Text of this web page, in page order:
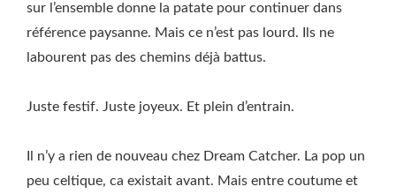
sur l’ensemble donne la patate pour continuer dans
référence paysanne. Mais ce n’est pas lourd. Ils ne
labourent pas des chemins déjà battus.
Juste festif. Juste joyeux. Et plein d’entrain.
Il n’y a rien de nouveau chez Dream Catcher. La pop un
peu celtique, ca existait avant. Mais entre coutume et